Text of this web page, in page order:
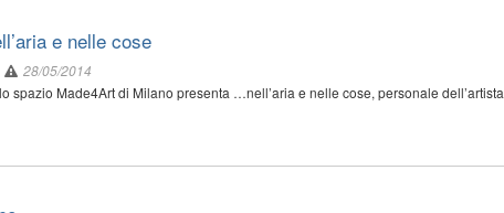
e nelle cose
28/05/2014
spazio Made4Art di Milano presenta …nell’aria e nelle cose, personale dell’artista